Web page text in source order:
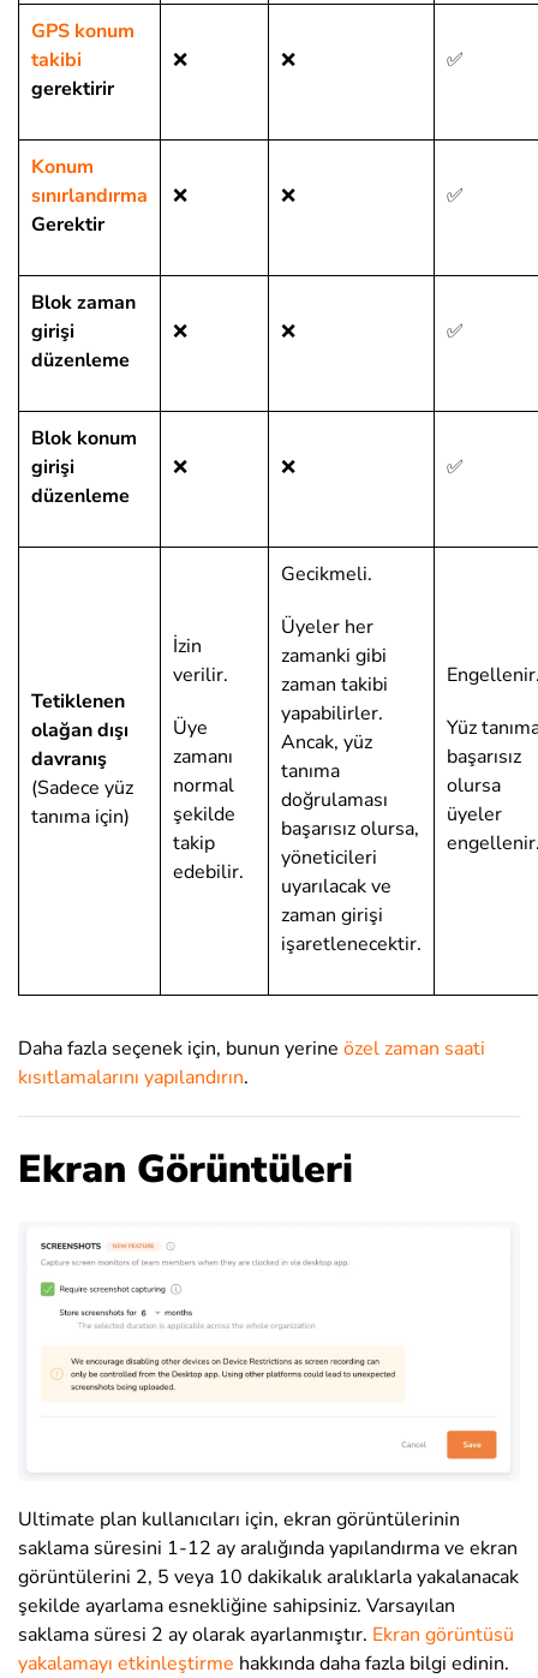
GPS konum
takibi
gerektirir
❌ ❌ ✅
Konum
sınırlandırma
Gerektir
❌ ❌ ✅
Blok zaman
girişi
düzenleme
❌ ❌ ✅
Blok konum
girişi
düzenleme
❌ ❌ ✅
Tetiklenen
olağan dışı
davranış
(Sadece yüz
tanıma için)
İzin
verilir.
Üye
zamanı
normal
şekilde
takip
edebilir.
Gecikmeli.
Üyeler her
zamanki gibi
zaman takibi
yapabilirler.
Ancak, yüz
tanıma
doğrulaması
başarısız olursa,
yöneticileri
uyarılacak ve
zaman girişi
işaretlenecektir.
Yüz
başarısız
olursa
üyeler
Daha fazla seçenek için, bunun yerine özel zaman saati
kısıtlamalarını yapılandırın.
Ekran Görüntüleri
Ultimate plan kullanıcıları için, ekran görüntülerinin
saklama süresini 1-12 ay aralığında yapılandırma ve ekran
görüntülerini 2, 5 veya 10 dakikalık aralıklarla yakalanacak
şekilde ayarlama esnekliğine sahipsiniz. Varsayılan
saklama süresi 2 ay olarak ayarlanmıştır. Ekran görüntüsü
yakalamayı etkinleştirme hakkında daha fazla bilgi edinin.